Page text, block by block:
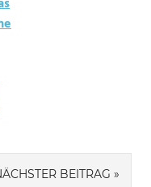
BEITRAG